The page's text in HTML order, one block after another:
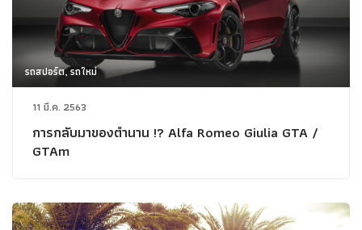
รถสปอร์ต, รถใหม่
11 มี.ค. 2563
การกลับมาของตำนาน !? Alfa Romeo Giulia GTA /
GTAm